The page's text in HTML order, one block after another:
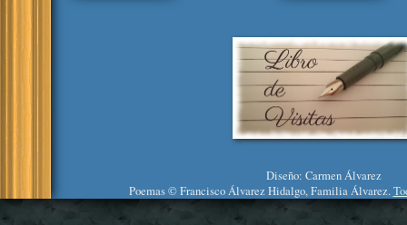
Diseño: Carmen Álvarez
Poemas © Francisco Álvarez Hidalgo, Familia Álvarez.